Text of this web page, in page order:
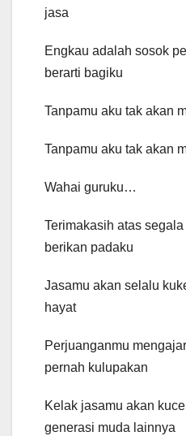
jasa
Engkau adalah sosok
berarti bagiku
Tanpamu aku tak akan
Tanpamu aku tak akan
Wahai guruku…
Terimakasih atas
berikan padaku
Jasamu akan selalu
hayat
Perjuanganmu
pernah kulupakan
Kelak jasamu akan
generasi muda lainnya